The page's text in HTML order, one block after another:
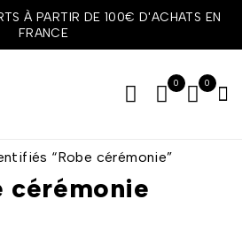
À PARTIR DE 100€ D'ACHATS EN
FRANCE
0 0
cérémonie
“Robe cérémonie”